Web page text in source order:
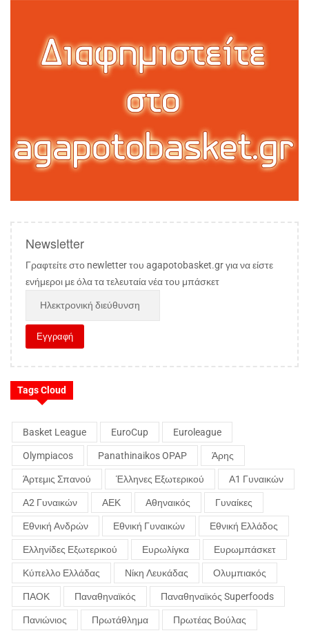
Newsletter
Γραφτείτε στο newletter του agapotobasket.gr για να είστε
ενήμεροι με όλα τα τελευταία νέα του μπάσκετ
Tags Cloud
Basket League EuroCup Euroleague
Olympiacos Panathinaikos OPAP Άρης
Άρτεμις Σπανού Έλληνες Εξωτερικού Α1 Γυναικών
Α2 Γυναικών ΑΕΚ Αθηναικός Γυναίκες
Εθνική Ανδρών Εθνική Γυναικών Εθνική Ελλάδος
Ελληνίδες Εξωτερικού Ευρωλίγκα Ευρωμπάσκετ
Κύπελλο Ελλάδας Νίκη Λευκάδας Ολυμπιακός
ΠΑΟΚ Παναθηναϊκός Παναθηναϊκός Superfoods
Πανιώνιος Πρωτάθλημα Πρωτέας Βούλας